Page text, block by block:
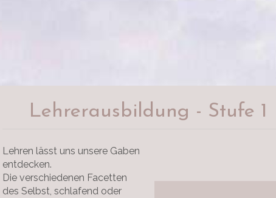
Lehrerausbildung - Stufe 1
Lehren lässt uns unsere Gaben
entdecken.
Die verschiedenen Facetten
des Selbst, schlafend oder